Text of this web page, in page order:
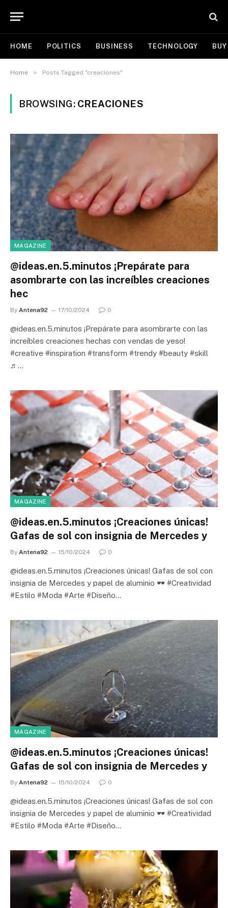
HOME POLITICS BUSINESS TECHNOLOGY
Home » Posts Tagged "creaciones"
BROWSING: CREACIONES
MAGAZINE
@ideas.en.5.minutos ¡Prepárate para
asombrarte con las increíbles creaciones
hec
By Antena92 17/10/2024 0
@ideas.en.5.minutos ¡Prepárate para asombrarte con las
increíbles creaciones hechas con vendas de yeso!
#creative #inspiration #transform #trendy #beauty #skill
♬…
MAGAZINE
@ideas.en.5.minutos ¡Creaciones únicas!
Gafas de sol con insignia de Mercedes y
By Antena92 15/10/2024 0
@ideas.en.5.minutos ¡Creaciones únicas! Gafas de sol con
insignia de Mercedes y papel de aluminio 🕶️ #Creatividad
#Estilo #Moda #Arte #Diseño…
MAGAZINE
@ideas.en.5.minutos ¡Creaciones únicas!
Gafas de sol con insignia de Mercedes y
By Antena92 15/10/2024 0
@ideas.en.5.minutos ¡Creaciones únicas! Gafas de sol con
insignia de Mercedes y papel de aluminio 🕶️ #Creatividad
#Estilo #Moda #Arte #Diseño…